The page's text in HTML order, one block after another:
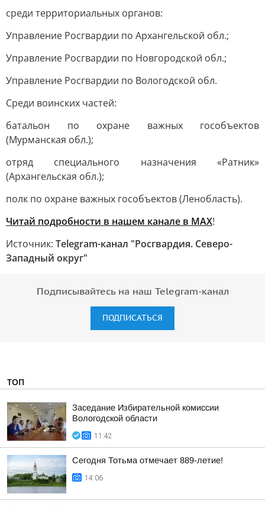
среди территориальных органов:
Управление Росгвардии по Архангельской обл.;
Управление Росгвардии по Новгородской обл.;
Управление Росгвардии по Вологодской обл.
Среди воинских частей:
батальон по охране важных гособъектов
(Мурманская обл.);
отряд специального назначения «Ратник»
(Архангельская обл.);
полк по охране важных гособъектов (Ленобласть).
Читай подробности в нашем канале в МАХ!
Источник: Telegram-канал "Росгвардия. Северо-
Западный округ"
Подписывайтесь на наш Telegram-канал
ПОДПИСАТЬСЯ
ТОП
Заседание Избирательной комиссии
Вологодской области
11:42
Сегодня Тотьма отмечает 889-летие!
14:06